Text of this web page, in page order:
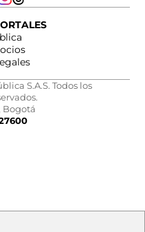
S.A.S. Todos los
Bogotá